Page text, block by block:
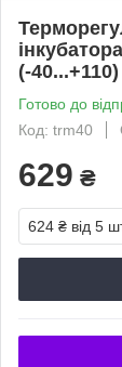
(-40...+110)
Готово до
Код: trm40
629 ₴
624 ₴ від 5